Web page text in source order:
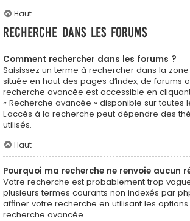
Haut
Recherche dans les forums
Comment rechercher dans les forums ?
Saisissez un terme à rechercher dans la
située en haut des pages d’index, de forums
recherche avancée est accessible en
« Recherche avancée » disponible sur toutes
L’accès à la recherche peut dépendre des
utilisés.
Haut
Pourquoi ma recherche ne renvoie aucun
Votre recherche est probablement trop
plusieurs termes courants non indexés par
affiner votre recherche en utilisant les
recherche avancée.